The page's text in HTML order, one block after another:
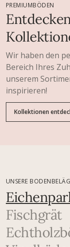
PREMIUMBÖDEN
Wir haben den
Bereich Ihres
unserem
inspirieren!
Kollektionen
UNSERE
Fischgrät